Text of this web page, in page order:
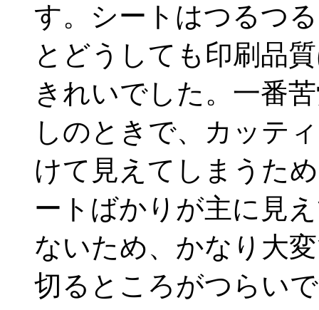
す。シートはつるつ
とどうしても印刷品
きれいでした。一番
しのときで、カッテ
けて見えてしまうた
ートばかりが主に見
ないため、かなり大
切るところがつらい